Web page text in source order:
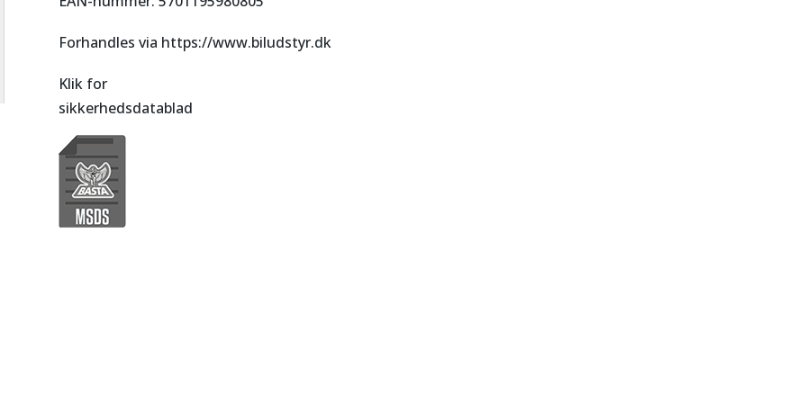
Forhandles via https://www.biludstyr.dk
Klik for
sikkerhedsdatablad